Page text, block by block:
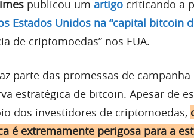
publicou um artigo criticando a
Estados Unidos na “capital bitcoin
de criptomoedas” nos EUA.
parte das promessas de
estratégica de bitcoin. Apesar de
dos investidores de criptomoedas,
é extremamente perigosa para a